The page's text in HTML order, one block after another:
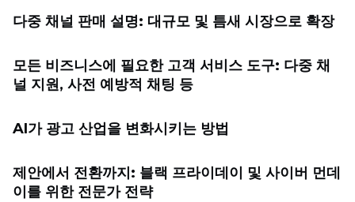
다중 채널 판매 설명: 대규모 및 틈새 시장으로 확장
모든 비즈니스에 필요한 고객 서비스 도구: 다중 채
널 지원, 사전 예방적 채팅 등
AI가 광고 산업을 변화시키는 방법
제안에서 전환까지: 블랙 프라이데이 및 사이버 먼데
이를 위한 전문가 전략